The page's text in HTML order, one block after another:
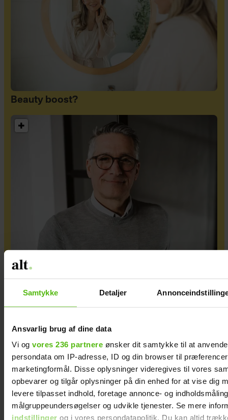
Samtykke Detaljer
Ansvarlig brug af dine data
Vi og vores 236 partnere ønsker dit samtykke til at
persondata om IP-adresse, ID og din browser til
marketingformål. Disse oplysninger videregives til vores
opbevarer og tilgår oplysninger på din enhed for at vise dig
levere tilpasset indhold, foretage annonce- og
målgruppeundersøgelser og udvikle tjenester. Se mere
indstillinger og i vores persondatapolitik. Du kan altid
Beauty boost?
Da jeg igen gik ned med stress, indså jeg, at
der måtte ske noget drastisk i mit ægteskab